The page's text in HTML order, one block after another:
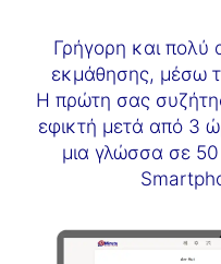
Γρήγορη και πολύ
εκμάθησης, μέσω
Η πρώτη σας
εφικτή μετά από 3
μια γλώσσα σε 50